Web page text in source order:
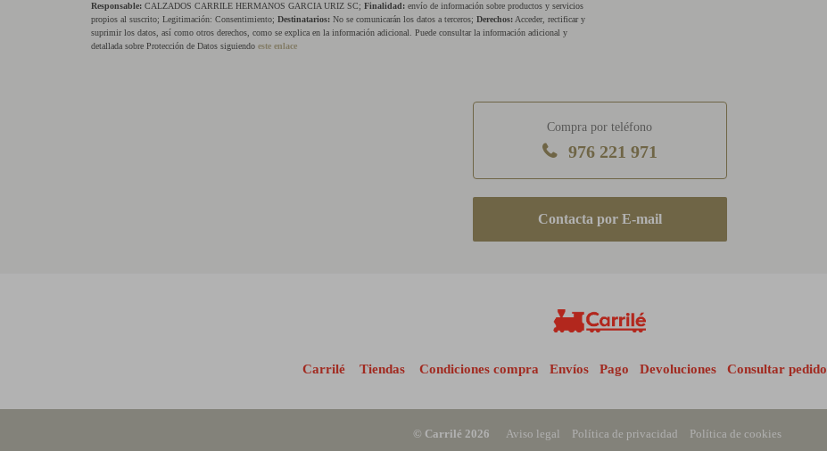
Responsable: CALZADOS CARRILE HERMANOS GARCIA URIZ SC; Finalidad: envío de información sobre productos y servicios
propios al suscrito; Legitimación: Consentimiento; Destinatarios: No se comunicarán los datos a terceros; Derechos: Acceder, rectificar y
suprimir los datos, así como otros derechos, como se explica en la información adicional. Puede consultar la información adicional y
detallada sobre Protección de Datos siguiendo este enlace
Compra por teléfono
976 221 971
E-mail
Carrilé Tiendas Condiciones compra Envíos Pago Devoluciones Consultar pedido
© Carrilé 2026 Aviso legal Política de privacidad Política de cookies